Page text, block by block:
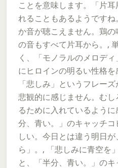
ことを意味します。「片
れることもあるようです
か音が聴こえません。鶏
の音もすべて片耳から。,
く、「モノラルのメロデ
にヒロインの明るい性格を
「悲しみ」というフレー
悲観的に感じません。む
るために入れているよう
分、青い。」のキャッチ
しい。今日とは違う明日
ら」。, 「悲しみに青空を
と、「半分、青い。」の